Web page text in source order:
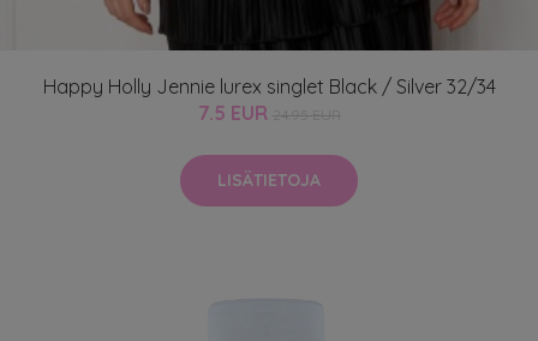
Happy Holly Jennie lurex singlet Black / Silver 32/34
7.5 EUR
LISÄTIETOJA